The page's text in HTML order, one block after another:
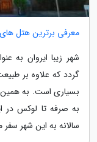
معرفی برترین هتل های ایروان از 5
شهر زیبا ایروان به
گردد که علاوه بر
بسیاری است. به همین
به صرفه تا لوکس در
سالانه به این شهر سفر